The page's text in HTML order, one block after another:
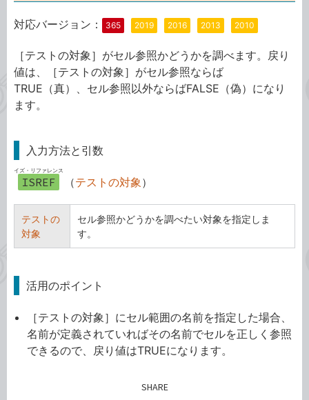
対応バージョン： 365 2019 2016 2013 2010
［テストの対象］がセル参照かどうかを調べます。戻り
値は、［テストの対象］がセル参照ならば
TRUE（真）、セル参照以外ならばFALSE（偽）になり
ます。
入力方法と引数
ISREF
イズ・リファレンス
（テストの対象 ）
テストの
対象
セル参照かどうかを調べたい対象を指定しま
す。
活用のポイント
［テストの対象］にセル範囲の名前を指定した場合、
名前が定義されていればその名前でセルを正しく参照
できるので、戻り値はTRUEになります。
SHARE